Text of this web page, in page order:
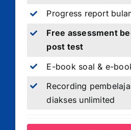
Progress report
Free assessment
post test
E-book soal & e-
Recording
diakses unlimited